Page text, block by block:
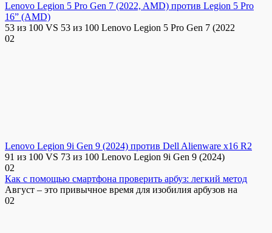
Lenovo Legion 5 Pro Gen 7 (2022, AMD) против Legion 5 Pro
16” (AMD)
53 из 100 VS 53 из 100 Lenovo Legion 5 Pro Gen 7 (2022
02
Lenovo Legion 9i Gen 9 (2024) против Dell Alienware x16 R2
91 из 100 VS 73 из 100 Lenovo Legion 9i Gen 9 (2024)
02
Как с помощью смартфона проверить арбуз: легкий метод
Август – это привычное время для изобилия арбузов на
02